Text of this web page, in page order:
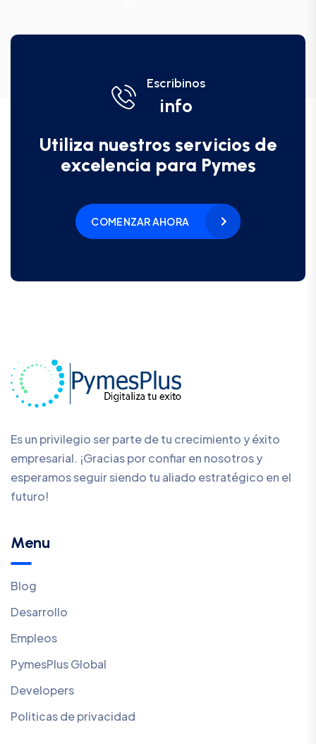
Escribinos
info
Utiliza nuestros servicios de
excelencia para Pymes
COMENZAR AHORA
Es un privilegio ser parte de tu crecimiento y éxito
empresarial. ¡Gracias por confiar en nosotros y
esperamos seguir siendo tu aliado estratégico en el
futuro!
Menu
Blog
Desarrollo
Empleos
PymesPlus Global
Developers
Politicas de privacidad